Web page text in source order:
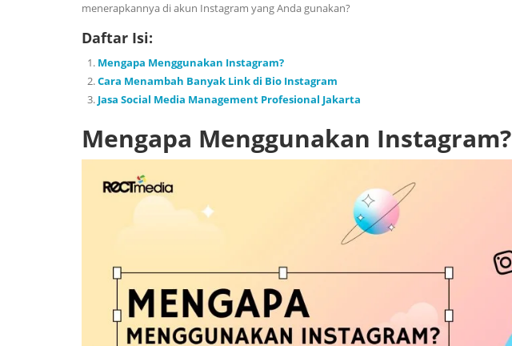
menerapkannya di akun Instagram yang Anda gunakan?
Daftar Isi:
Mengapa Menggunakan Instagram?
Cara Menambah Banyak Link di Bio Instagram
Jasa Social Media Management Profesional Jakarta
Mengapa Menggunakan Instagram?